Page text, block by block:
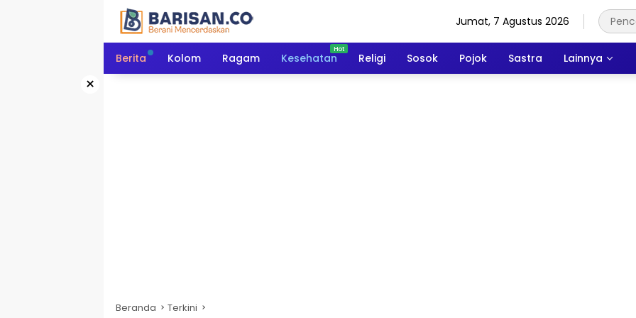
Jumat, 7 Agustus 2026
Berita Kolom Ragam Kesehatan Religi Sosok Pojok Sastra Lainnya
×
Beranda Terkini